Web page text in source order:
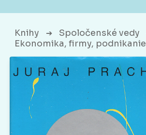
Knihy ➔ Spoločenské vedy
Ekonomika, firmy, podnikanie